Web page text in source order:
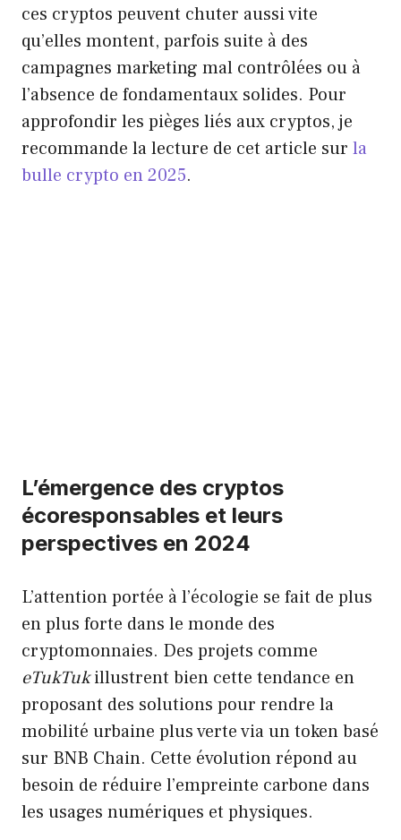
ces cryptos peuvent chuter aussi vite
qu’elles montent, parfois suite à des
campagnes marketing mal contrôlées ou à
l’absence de fondamentaux solides. Pour
approfondir les pièges liés aux cryptos, je
recommande la lecture de cet article sur la
bulle crypto en 2025.
L’émergence des cryptos
écoresponsables et leurs
perspectives en 2024
L’attention portée à l’écologie se fait de plus
en plus forte dans le monde des
cryptomonnaies. Des projets comme
eTukTukillustrent bien cette tendance en
proposant des solutions pour rendre la
mobilité urbaine plus verte via un token basé
sur BNB Chain. Cette évolution répond au
besoin de réduire l’empreinte carbone dans
les usages numériques et physiques.